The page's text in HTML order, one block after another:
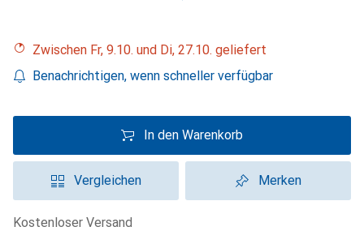
Zwischen Fr, 9.10. und Di, 27.10. geliefert
Benachrichtigen, wenn schneller verfügbar
In den Warenkorb
Vergleichen Merken
kostenloser Versand